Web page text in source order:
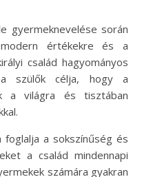
gyermeknevelése során
értékekre és a
család hagyományos
szülők célja, hogy a
a világra és tisztában
foglalja a sokszínűség és
a család mindennapi
számára gyakran